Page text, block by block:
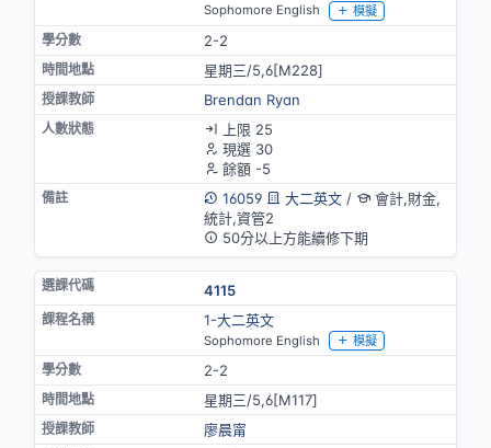
Sophomore English 模擬
2-2
星期三/5,6[M228]
Brendan Ryan
上限 25
現選 30
餘額 -5
16059
大二英文/
會計,財金,
統計,資管2
50分以上方能續修下期
4115
1-大二英文
Sophomore English 模擬
2-2
星期三/5,6[M117]
廖晨甯